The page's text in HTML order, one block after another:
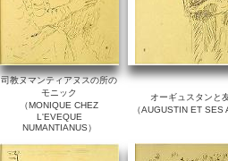
司教ヌマンティアヌスの所の
モニック
（MONIQUE CHEZ
L'EVEQUE
NUMANTIANUS）
オーギュスタンと
（AUGUSTIN ET SES